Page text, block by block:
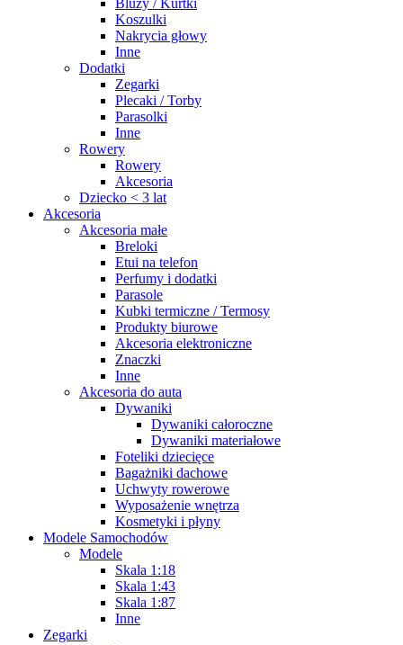
Bluzy / Kurtki
Koszulki
Nakrycia głowy
Inne
Dodatki
Zegarki
Plecaki / Torby
Parasolki
Inne
Rowery
Rowery
Akcesoria
Dziecko < 3 lat
Akcesoria
Akcesoria małe
Breloki
Etui na telefon
Perfumy i dodatki
Parasole
Kubki termiczne / Termosy
Produkty biurowe
Akcesoria elektroniczne
Znaczki
Inne
Akcesoria do auta
Dywaniki
Dywaniki całoroczne
Dywaniki materiałowe
Foteliki dziecięce
Bagażniki dachowe
Uchwyty rowerowe
Wyposażenie wnętrza
Kosmetyki i płyny
Modele Samochodów
Modele
Skala 1:18
Skala 1:43
Skala 1:87
Inne
Zegarki